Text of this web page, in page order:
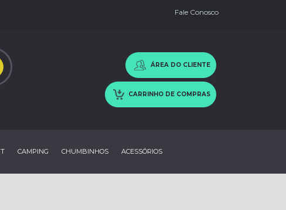
Fale Conosco
ÁREA DO CLIENTE
CARRINHO DE COMPRAS
CAMPING CHUMBINHOS ACESSÓRIOS